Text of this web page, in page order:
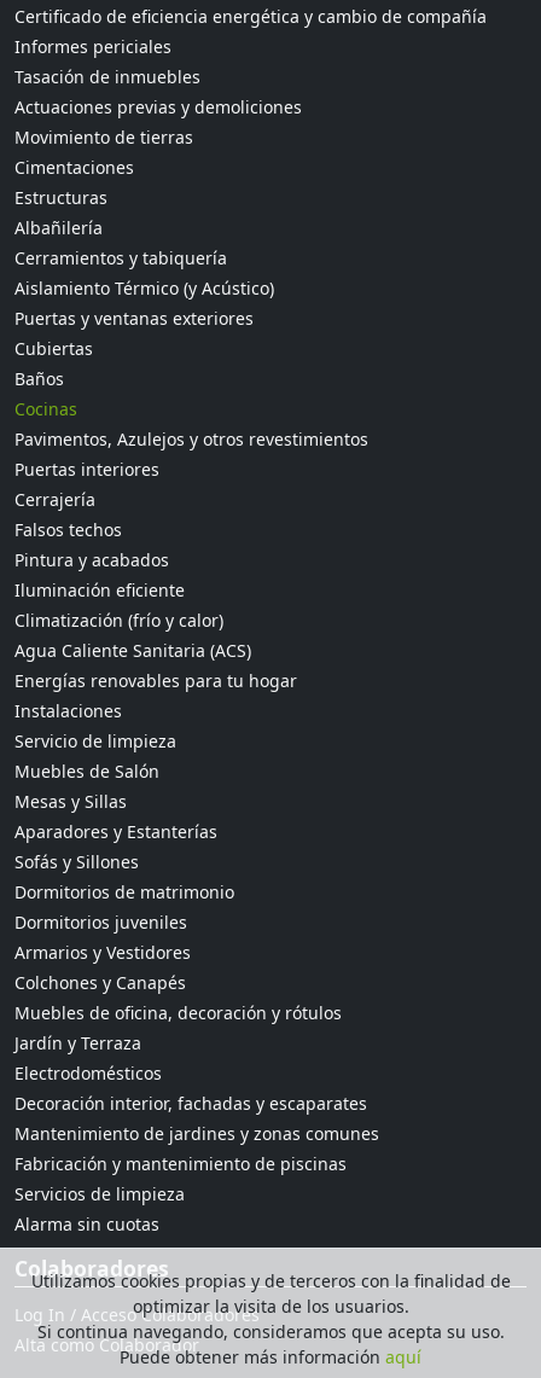
Utilizamos cookies propias y de terceros con la finalidad de
optimizar la visita de los usuarios.
Si continua navegando, consideramos que acepta su uso.
Puede obtener más información aquí
Certificado de eficiencia energética y cambio de compañía
Informes periciales
Tasación de inmuebles
Actuaciones previas y demoliciones
Movimiento de tierras
Cimentaciones
Estructuras
Albañilería
Cerramientos y tabiquería
Aislamiento Térmico (y Acústico)
Puertas y ventanas exteriores
Cubiertas
Baños
Cocinas
Pavimentos, Azulejos y otros revestimientos
Puertas interiores
Cerrajería
Falsos techos
Pintura y acabados
Iluminación eficiente
Climatización (frío y calor)
Agua Caliente Sanitaria (ACS)
Energías renovables para tu hogar
Instalaciones
Servicio de limpieza
Muebles de Salón
Mesas y Sillas
Aparadores y Estanterías
Sofás y Sillones
Dormitorios de matrimonio
Dormitorios juveniles
Armarios y Vestidores
Colchones y Canapés
Muebles de oficina, decoración y rótulos
Jardín y Terraza
Electrodomésticos
Decoración interior, fachadas y escaparates
Mantenimiento de jardines y zonas comunes
Fabricación y mantenimiento de piscinas
Servicios de limpieza
Alarma sin cuotas
Colaboradores
Log In / Acceso Colaboradores
Alta como Colaborador